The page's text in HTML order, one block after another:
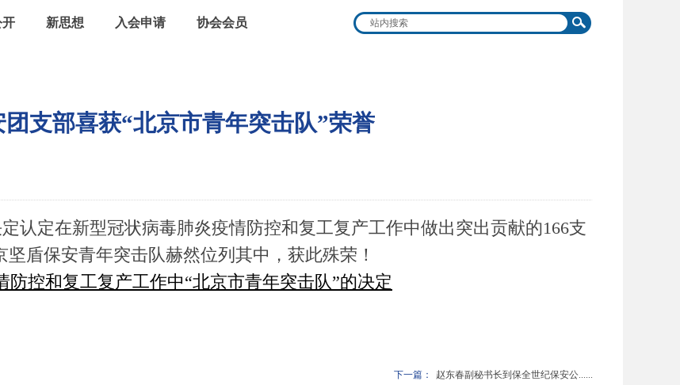
新思想 入会申请 协会会员
团支部喜获“北京市青年突击队”荣誉
认定在新型冠状病毒肺炎疫情防控和复工复产工作中做出突出贡献的166支
盾保安青年突击队赫然位列其中，获此殊荣！
防控和复工复产工作中“北京市青年突击队”的决定
下一篇： 赵东春副秘书长到保全世纪保安公......